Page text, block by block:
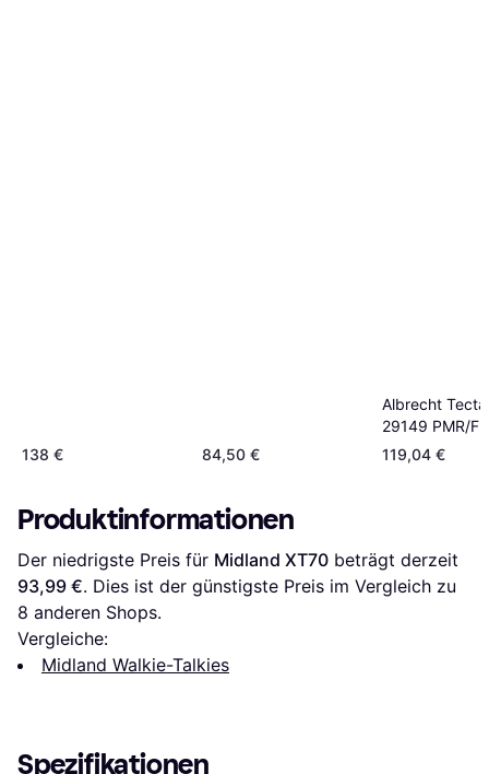
138 € 84,50 €
Albrecht
29149 PMR/
Handfunkgerät
119,04 €
Produktinformationen
Der niedrigste Preis für Midland XT70
93,99 €
8 anderen Shops.
Vergleiche:
Midland Walkie-Talkies
Spezifikationen